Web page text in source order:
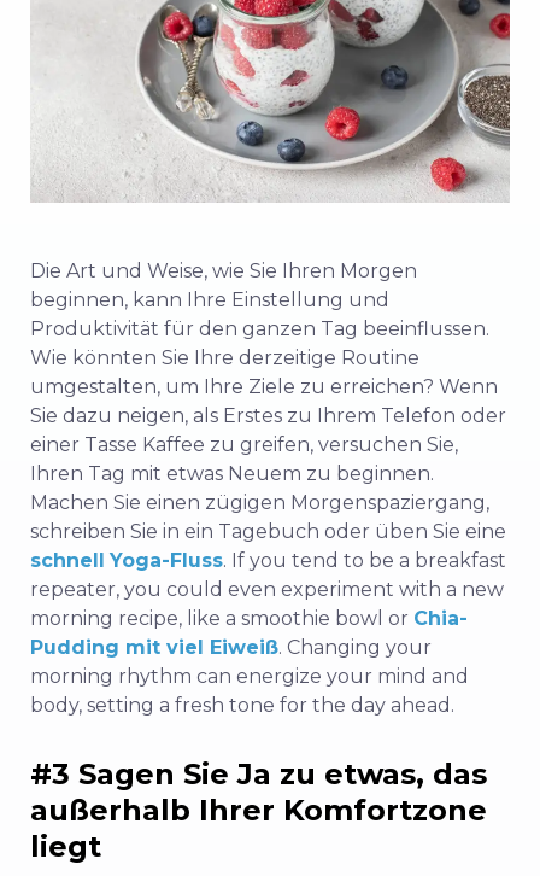
Die Art und Weise, wie Sie Ihren Morgen
beginnen, kann Ihre Einstellung und
Produktivität für den ganzen Tag beeinflussen.
Wie könnten Sie Ihre derzeitige Routine
umgestalten, um Ihre Ziele zu erreichen? Wenn
Sie dazu neigen, als Erstes zu Ihrem Telefon oder
einer Tasse Kaffee zu greifen, versuchen Sie,
Ihren Tag mit etwas Neuem zu beginnen.
Machen Sie einen zügigen Morgenspaziergang,
schreiben Sie in ein Tagebuch oder üben Sie eine
schnell
Yoga-Fluss. If you tend to be a breakfast
repeater, you could even experiment with a new
morning recipe, like a smoothie bowl or Chia-
Pudding mit viel Eiweiß. Changing your
morning rhythm can energize your mind and
body, setting a fresh tone for the day ahead.
#3 Sagen Sie Ja zu etwas, das
außerhalb Ihrer Komfortzone
liegt